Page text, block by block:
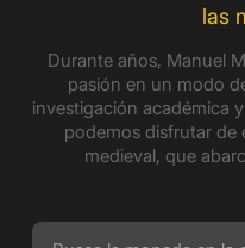
las
Durante años, Manuel
pasión en un modo
investigación académica
podemos disfrutar de
medieval, que